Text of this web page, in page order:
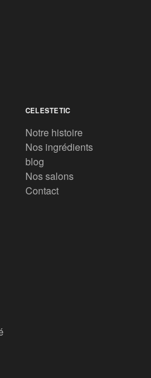
CELESTETIC
Notre histoire
Nos ingrédients
blog
Nos salons
Contact